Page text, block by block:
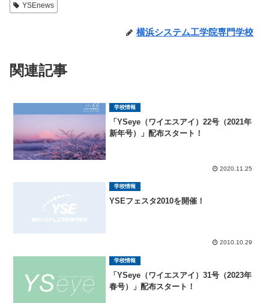
YSEnews
横浜システム工学院専門学校
関連記事
学校情報
「YSeye（ワイエスアイ）22号（2021年
新年号）」配布スタート！
2020.11.25
学校情報
YSEフェスタ2010を開催！
2010.10.29
学校情報
「YSeye（ワイエスアイ）31号（2023年
春号）」配布スタート！